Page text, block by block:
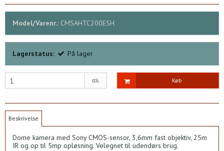
Model/Varenr.: CMSAHTC200ESH
Lagerstatus: På lager
stk. Køb
Beskrivelse
Dome kamera med Sony CMOS-sensor, 3,6mm fast objektiv, 25m
IR og op til 5mp opløsning. Velegnet til udendørs brug.